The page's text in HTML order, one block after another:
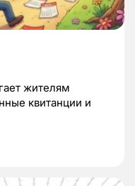
жителям
квитанции и